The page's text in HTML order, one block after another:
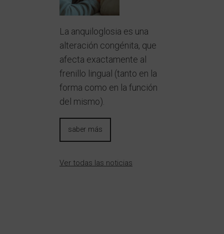
La anquiloglosia es una
alteración congénita, que
afecta exactamente al
frenillo lingual (tanto en la
forma como en la función
del mismo).
saber más
Ver todas las noticias